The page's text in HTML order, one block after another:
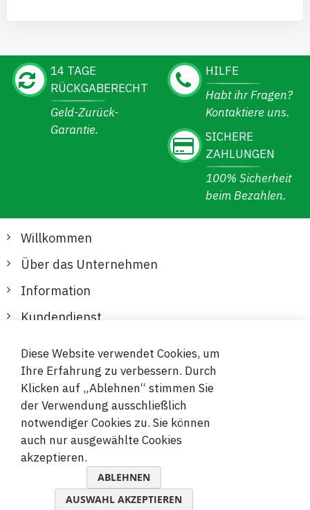
14 TAGE
RÜCKGABERECHT
Geld-Zurück-
Garantie.
HILFE
Habt ihr Fragen?
Kontaktiere uns.
SICHERE
ZAHLUNGEN
100% Sicherheit
beim Bezahlen.
Willkommen
Über das Unternehmen
Information
Kundendienst
Sichere und bequeme Zahlungen
© 2019-2026 Megamix s.r.o.
Diese Website verwendet Cookies, um
Ihre Erfahrung zu verbessern. Durch
Klicken auf „Ablehnen“ stimmen Sie
der Verwendung ausschließlich
notwendiger Cookies zu. Sie können
auch nur ausgewählte Cookies
akzeptieren.
ABLEHNEN
AUSWAHL AKZEPTIEREN